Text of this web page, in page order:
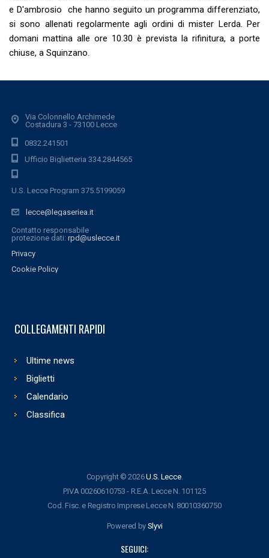
e D'ambrosio che hanno seguito un programma differenziato,
si sono allenati regolarmente agli ordini di mister Lerda. Per
domani mattina alle ore 10.30 è prevista la rifinitura, a porte
chiuse, a Squinzano.
Via Colonnello Archimede
Costadura 3 - 73100 Lecce
0832.241501
Ufficio Biglietteria 334.2844565
U.S. Lecce Program 375.5199059
lecce@legaseriea.it
Contatto responsabile
protezione dati: rpd@uslecce.it
Privacy
Cookie Policy
COLLEGAMENTI RAPIDI
Ultime news
Biglietti
Calendario
Classifica
Copyright © 2026U.S. Lecce.
P.IVA 00260610753 - R.E.A. Lecce N. 101125
Cod. Fisc. e Registro Imprese Lecce N. 80010360750
Powered by Slyvi
SEGUICI: